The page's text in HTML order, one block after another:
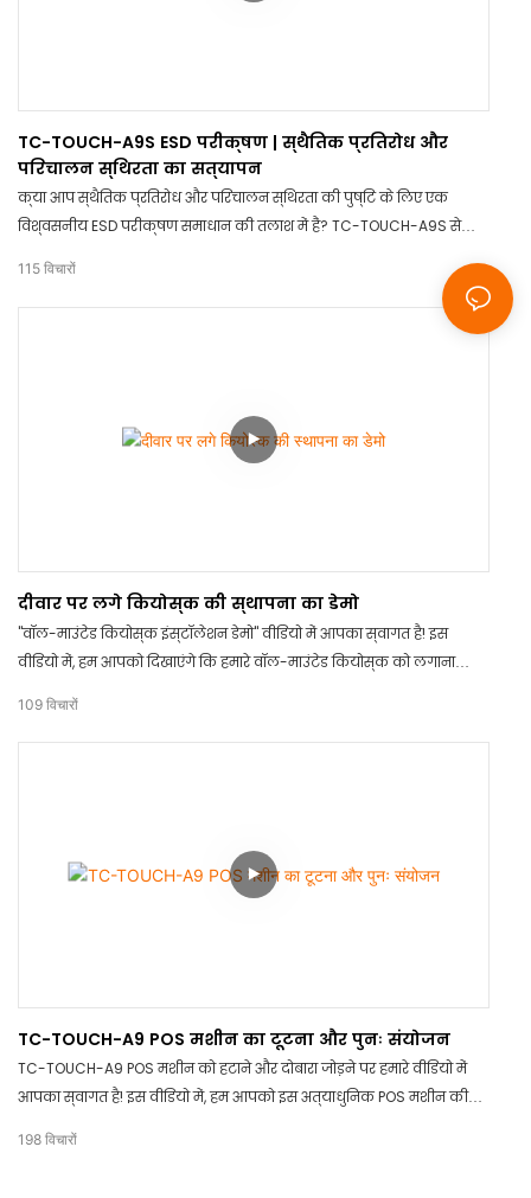
TC-TOUCH-A9S ESD परीक्षण | स्थैतिक प्रतिरोध और
परिचालन स्थिरता का सत्यापन
क्या आप स्थैतिक प्रतिरोध और परिचालन स्थिरता की पुष्टि के लिए एक
विश्वसनीय ESD परीक्षण समाधान की तलाश में हैं? TC-TOUCH-A9S से
बार सटीक परिणाम सुनिश्चित करता है। अविश्वसनीय परीक्षण विधियों को
अलविदा कहें और मन की शांति के लिए TC-TOUCH-A9S में निवेश करें।
115 विचारों
दीवार पर लगे कियोस्क की स्थापना का डेमो
"वॉल-माउंटेड कियोस्क इंस्टॉलेशन डेमो" वीडियो में आपका स्वागत है! इस
वीडियो में, हम आपको दिखाएंगे कि हमारे वॉल-माउंटेड कियोस्क को लगाना
स्थान को कैसे निखार सकता है, यह देखने के लिए हमारे साथ बने रहें!
109 विचारों
TC-TOUCH-A9 POS मशीन का टूटना और पुनः संयोजन
TC-TOUCH-A9 POS मशीन को हटाने और दोबारा जोड़ने पर हमारे वीडियो में
आपका स्वागत है! इस वीडियो में, हम आपको इस अत्याधुनिक POS मशीन की
198 विचारों